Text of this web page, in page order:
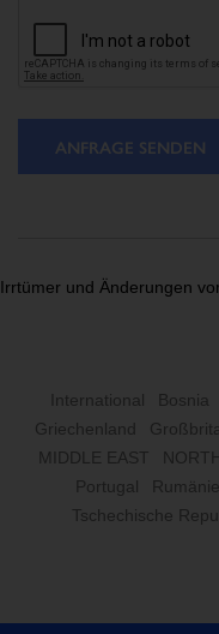
ANFRAGE SENDEN
Irrtümer und Änderungen
International Bosnia
Griechenland
MIDDLE EAST
Portugal
Tschechische